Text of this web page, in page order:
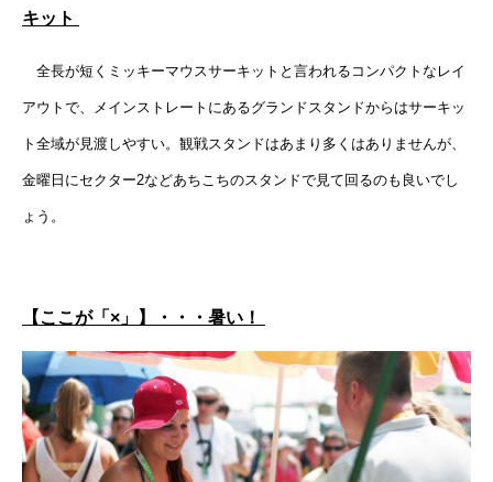
キット
全長が短くミッキーマウスサーキットと言われるコンパクトなレイ
アウトで、メインストレートにあるグランドスタンドからはサーキッ
ト全域が見渡しやすい。観戦スタンドはあまり多くはありませんが、
金曜日にセクター2などあちこちのスタンドで見て回るのも良いでし
ょう。
【ここが「×」】・・・暑い！